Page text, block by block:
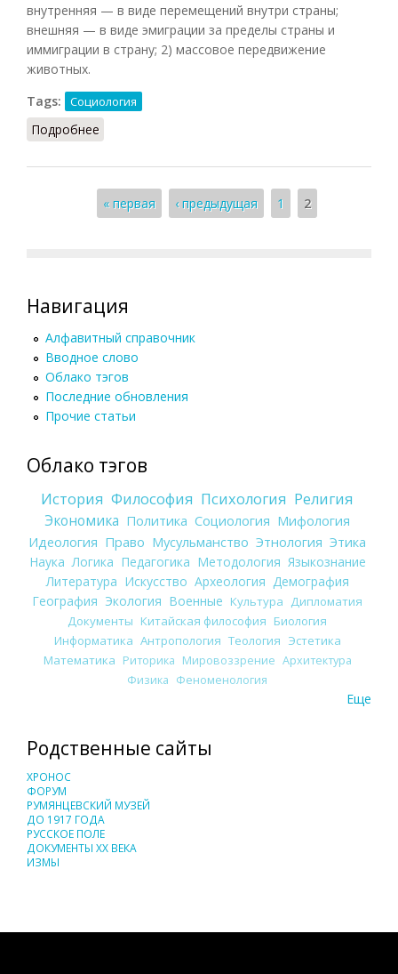
внутренняя — в виде перемещений внутри страны;
внешняя — в виде эмиграции за пределы страны и
иммиграции в страну; 2) массовое передвижение
животных.
Tags:
Социология
Подробнее
Страницы« первая ‹ предыдущая 1 2
Навигация
Алфавитный справочник
Вводное слово
Облако тэгов
Последние обновления
Прочие статьи
Облако тэгов
История Философия Психология Религия
Экономика Политика Социология Мифология
Идеология Право Мусульманство Этнология Этика
Наука Логика Педагогика Методология Языкознание
Литература Искусство Археология Демография
География Экология Военные Культура
Дипломатия
Документы Китайская философия Биология
Информатика Антропология Теология Эстетика
Математика Риторика Мировоззрение Архитектура
Физика Феноменология
Еще
Родственные сайты
ХРОНОС
ФОРУМ
РУМЯНЦЕВСКИЙ МУЗЕЙ
ДО 1917 ГОДА
РУССКОЕ ПОЛЕ
ДОКУМЕНТЫ XX ВЕКА
ИЗМЫ